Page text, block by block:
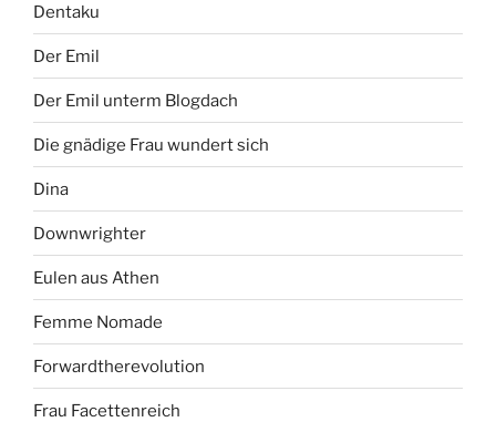
Dentaku
Der Emil
Der Emil unterm Blogdach
Die gnädige Frau wundert sich
Dina
Downwrighter
Eulen aus Athen
Femme Nomade
Forwardtherevolution
Frau Facettenreich